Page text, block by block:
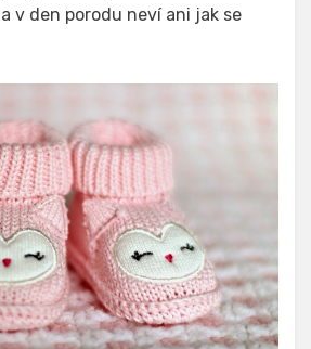
v den porodu neví ani jak se